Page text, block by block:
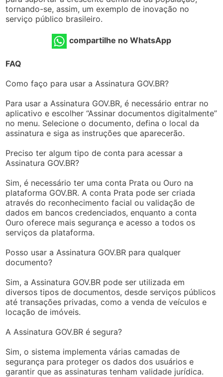
tornando-se, assim, um exemplo de inovação no
serviço público brasileiro.
compartilhe no WhatsApp
FAQ
Como faço para usar a Assinatura GOV.BR?
Para usar a Assinatura GOV.BR, é necessário entrar no
aplicativo e escolher “Assinar documentos digitalmente”
no menu. Selecione o documento, defina o local da
assinatura e siga as instruções que aparecerão.
Preciso ter algum tipo de conta para acessar a
Assinatura GOV.BR?
Sim, é necessário ter uma conta Prata ou Ouro na
plataforma GOV.BR. A conta Prata pode ser criada
através do reconhecimento facial ou validação de
dados em bancos credenciados, enquanto a conta
Ouro oferece mais segurança e acesso a todos os
serviços da plataforma.
Posso usar a Assinatura GOV.BR para qualquer
documento?
Sim, a Assinatura GOV.BR pode ser utilizada em
diversos tipos de documentos, desde serviços públicos
até transações privadas, como a venda de veículos e
locação de imóveis.
A Assinatura GOV.BR é segura?
Sim, o sistema implementa várias camadas de
segurança para proteger os dados dos usuários e
garantir que as assinaturas tenham validade jurídica.